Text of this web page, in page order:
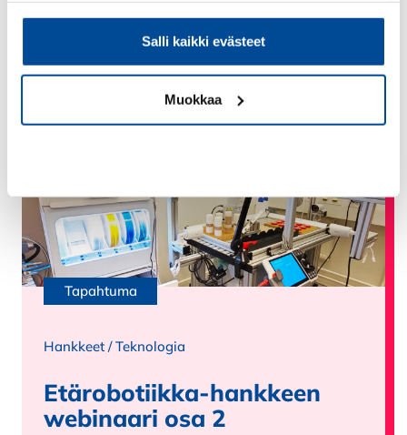
Salli kaikki evästeet
Muokkaa
Tapahtuma
Hankkeet /Teknologia
Etärobotiikka-hankkeen
webinaari osa 2